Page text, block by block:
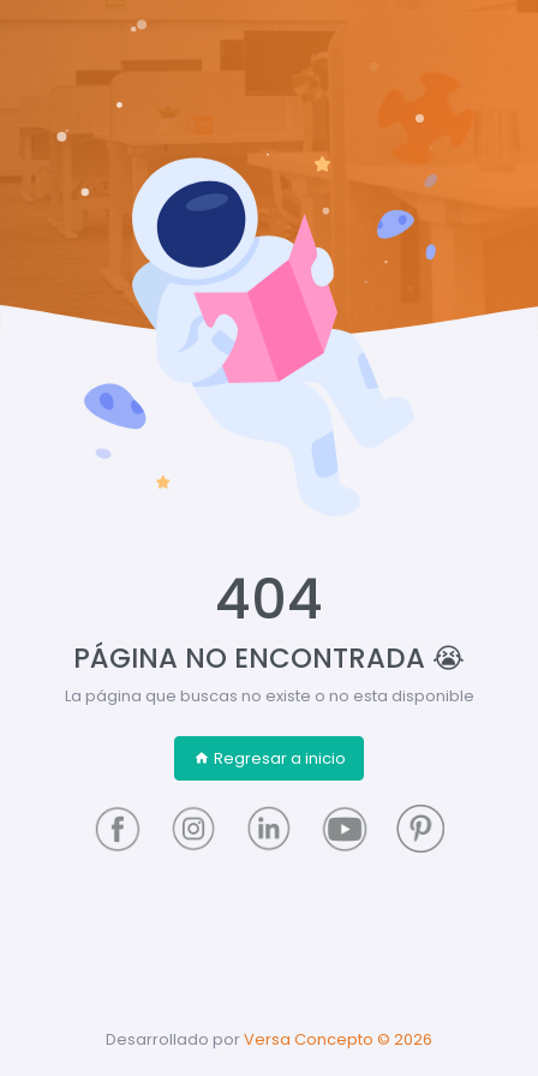
404
PÁGINA NO ENCONTRADA 😭
La página que buscas no existe o no esta disponible
Regresar a inicio
Desarrollado porVersa Concepto © 2026